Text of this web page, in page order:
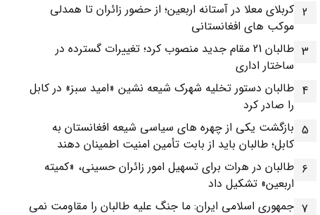
2 کربلای معلا در آستانه اربعین؛ از حضور زائران تا همدلی
موکب های افغانستانی
3
طالبان 21 مقام جدید منصوب کرد؛ تغییرات گسترده در
ساختار اداری
4 طالبان دستور تخلیه شهرک شیعه نشین «امید سبز» در کابل
را صادر کرد
5 بازگشت یکی از چهره های سیاسی شیعه افغانستان به
کابل؛ طالبان باید از بابت تأمین امنیت اطمینان دهند
6 طالبان در هرات برای تسهیل امور زائران حسینی، «کمیته
اربعین» تشکیل داد
7 جمهوری اسلامی ایران: ما جنگ علیه طالبان را مقاومت نمی